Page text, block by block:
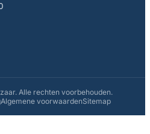
Alle rechten voorbehouden.
Algemene voorwaardenSitemap